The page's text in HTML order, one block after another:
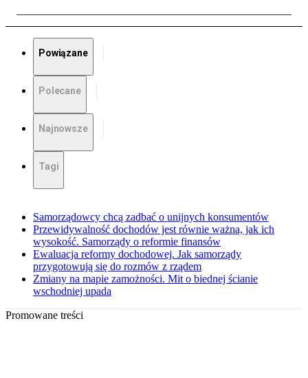
Powiązane
Polecane
Najnowsze
Tagi
Samorządowcy chcą zadbać o unijnych konsumentów
Przewidywalność dochodów jest równie ważna, jak ich
wysokość. Samorządy o reformie finansów
Ewaluacja reformy dochodowej. Jak samorządy
przygotowują się do rozmów z rządem
Zmiany na mapie zamożności. Mit o biednej ścianie
wschodniej upada
Promowane treści